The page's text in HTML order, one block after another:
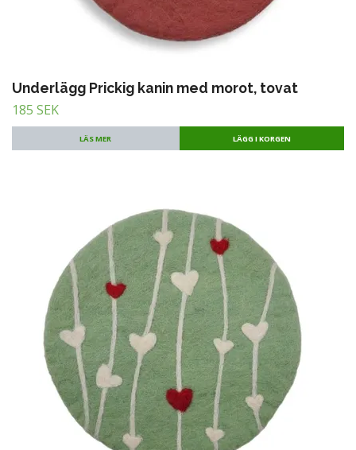
Underlägg Prickig kanin med morot, tovat
185 SEK
LÄS MER